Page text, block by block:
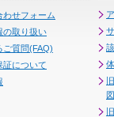
わせフォーム
の取り扱い
ご質問(FAQ)
証について